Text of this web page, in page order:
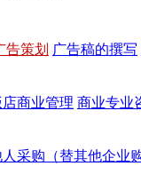
告策划 广告稿的撰写
店商业管理 商业专业
采购（替其他企业